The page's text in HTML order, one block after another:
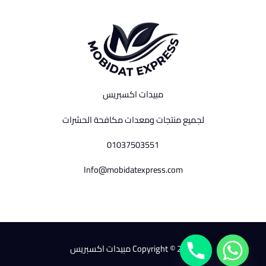
مبيدات اكسبريس
لجميع منتجات ومعدات مكافحة الحشرات
01037503551
Info@mobidatexpress.com
Copyright © 2026 مبيدات اكسبريس